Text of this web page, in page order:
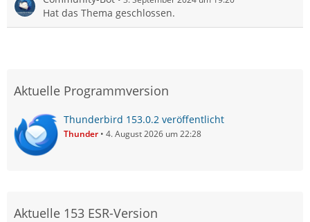
Hat das Thema geschlossen.
Aktuelle Programmversion
Thunderbird 153.0.2 veröffentlicht
Thunder 4. August 2026 um 22:28
Aktuelle 153 ESR-Version